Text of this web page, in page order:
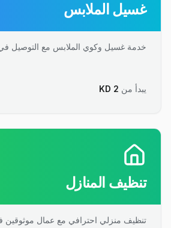
غسيل الملابس
خدمة غسيل وكوي الملابس مع التوصيل
يبدأ من KD 2
تنظيف المنازل
تنظيف منزلي احترافي مع عمال موثوقين